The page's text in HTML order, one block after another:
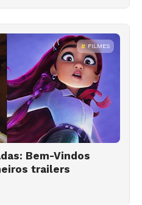
FILMES
Bem-Vindos
trailers